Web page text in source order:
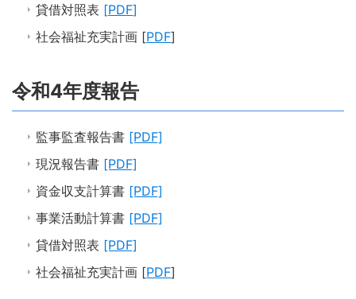
貸借対照表 [PDF]
社会福祉充実計画 [PDF]
令和4年度報告
監事監査報告書 [PDF]
現況報告書 [PDF]
資金収支計算書 [PDF]
事業活動計算書 [PDF]
貸借対照表 [PDF]
社会福祉充実計画 [PDF]